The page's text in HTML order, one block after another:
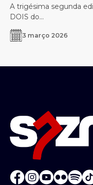
A trigésima segunda
DOIS do...
3 março 2026